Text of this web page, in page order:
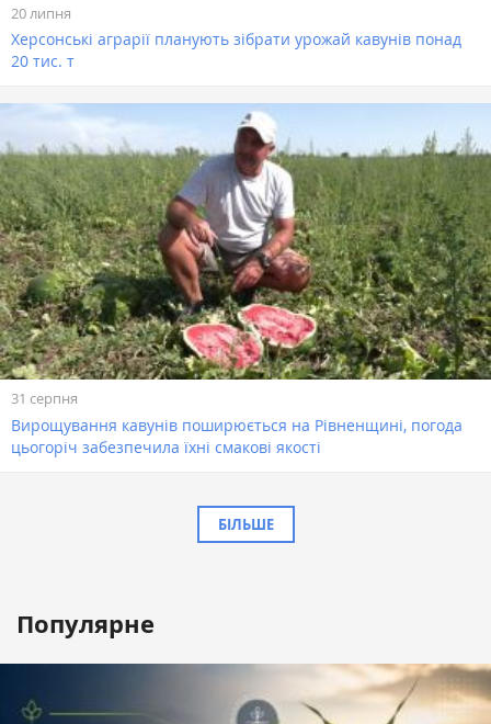
20 липня
Херсонські аграрії планують зібрати урожай кавунів понад
20 тис. т
31 серпня
Вирощування кавунів поширюється на Рівненщині, погода
цьогоріч забезпечила їхні смакові якості
БІЛЬШЕ
Популярне